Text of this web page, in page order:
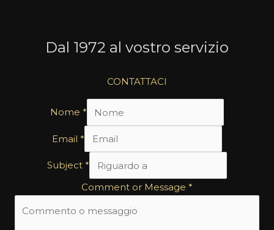
Dal 1972 al vostro servizio
CONTATTACI
Nome *
Email*
Subject*
Comment or Message *